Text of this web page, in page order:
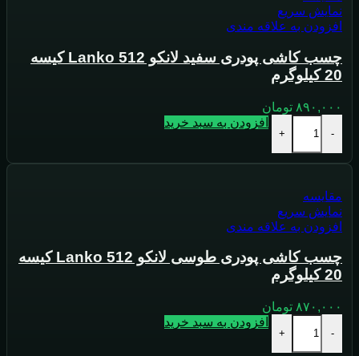
نمایش سریع
افزودن به علاقه مندی
چسب کاشی پودری سفید لانکو Lanko 512 کیسه
20 کیلوگرم
۸۹۰,۰۰۰ تومان
-
+
افزودن به سبد خرید
مقايسه
نمایش سریع
افزودن به علاقه مندی
چسب کاشی پودری طوسی لانکو Lanko 512 کیسه
20 کیلوگرم
۸۷۰,۰۰۰ تومان
-
+
افزودن به سبد خرید